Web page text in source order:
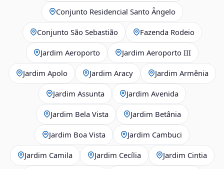
Conjunto Residencial Santo Ângelo
Conjunto São Sebastião Fazenda Rodeio
Jardim Aeroporto Jardim Aeroporto III
Jardim Apolo Jardim Aracy Jardim Armênia
Jardim Assunta Jardim Avenida
Jardim Bela Vista Jardim Betânia
Jardim Boa Vista Jardim Cambuci
Jardim Camila Jardim Cecília Jardim Cintia